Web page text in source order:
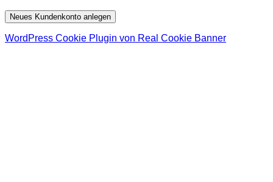
Neues Kundenkonto anlegen
WordPress Cookie Plugin von Real Cookie Banner